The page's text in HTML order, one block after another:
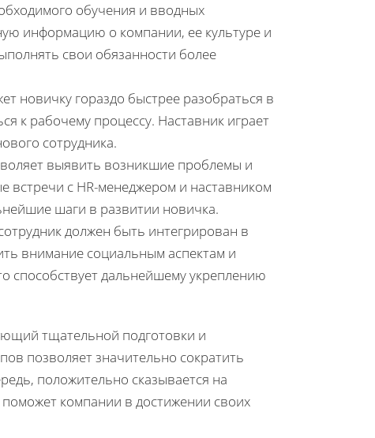
обучения и вводных
информацию о компании, ее культуре и
свои обязанности более
новичку гораздо быстрее разобраться в
к рабочему процессу. Наставник играет
сотрудника.
выявить возникшие проблемы и
встречи с HR-менеджером и наставником
шаги в развитии новичка.
должен быть интегрирован в
внимание социальным аспектам и
способствует дальнейшему укреплению
тщательной подготовки и
позволяет значительно сократить
положительно сказывается на
компании в достижении своих